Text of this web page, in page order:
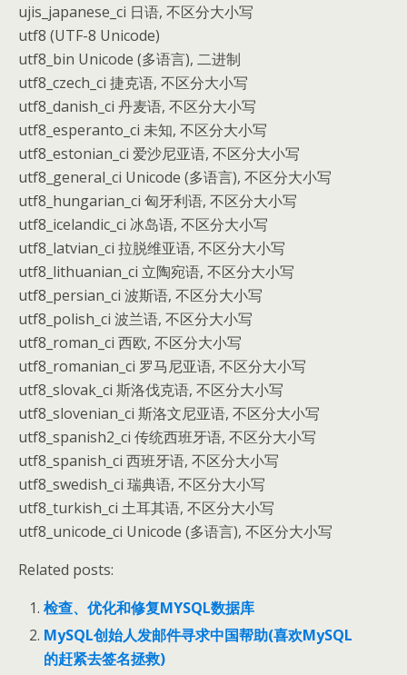
ujis_japanese_ci 日语, 不区分大小写
utf8 (UTF-8 Unicode)
utf8_bin Unicode (多语言), 二进制
utf8_czech_ci 捷克语, 不区分大小写
utf8_danish_ci 丹麦语, 不区分大小写
utf8_esperanto_ci 未知, 不区分大小写
utf8_estonian_ci 爱沙尼亚语, 不区分大小写
utf8_general_ci Unicode (多语言), 不区分大小写
utf8_hungarian_ci 匈牙利语, 不区分大小写
utf8_icelandic_ci 冰岛语, 不区分大小写
utf8_latvian_ci 拉脱维亚语, 不区分大小写
utf8_lithuanian_ci 立陶宛语, 不区分大小写
utf8_persian_ci 波斯语, 不区分大小写
utf8_polish_ci 波兰语, 不区分大小写
utf8_roman_ci 西欧, 不区分大小写
utf8_romanian_ci 罗马尼亚语, 不区分大小写
utf8_slovak_ci 斯洛伐克语, 不区分大小写
utf8_slovenian_ci 斯洛文尼亚语, 不区分大小写
utf8_spanish2_ci 传统西班牙语, 不区分大小写
utf8_spanish_ci 西班牙语, 不区分大小写
utf8_swedish_ci 瑞典语, 不区分大小写
utf8_turkish_ci 土耳其语, 不区分大小写
utf8_unicode_ci Unicode (多语言), 不区分大小写
Related posts:
检查、优化和修复MYSQL数据库
MySQL创始人发邮件寻求中国帮助(喜欢MySQL
的赶紧去签名拯救)